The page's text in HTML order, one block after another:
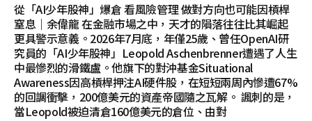
從「AI少年股神」爆倉 看風險管理 做對方向也可能因槓桿
窒息｜余偉龍 在金融市場之中，天才的隕落往往比其崛起
更具警示意義。2026年7月底，年僅25歲、曾任OpenAI研
究員的「AI少年股神」Leopold Aschenbrenner遭遇了人生
中最慘烈的滑鐵盧。他旗下的對沖基金Situational
Awareness因高槓桿押注AI硬件股，在短短兩周內慘遭67%
的回調衝擊，200億美元的資產帝國隨之瓦解。 諷刺的是，
當Leopold被迫清倉160億美元的倉位、由對